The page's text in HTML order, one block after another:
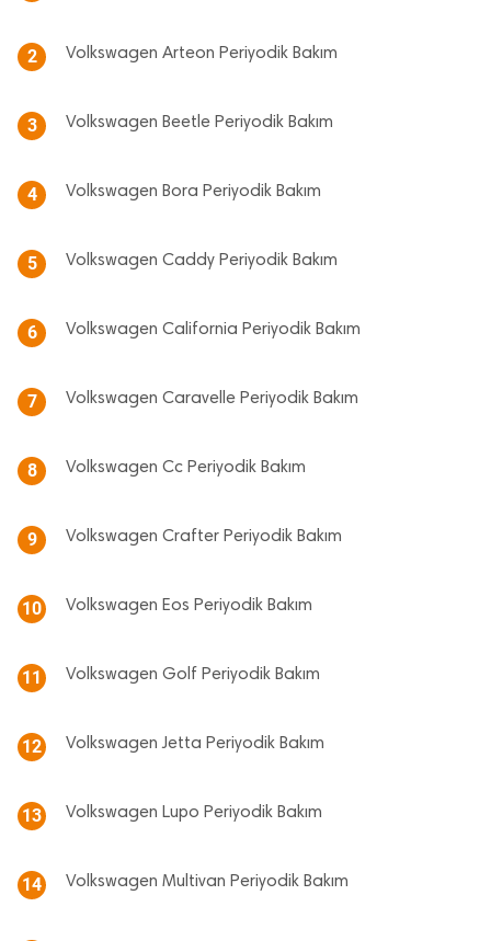
2 Volkswagen Arteon Periyodik Bakım
3 Volkswagen Beetle Periyodik Bakım
4 Volkswagen Bora Periyodik Bakım
5 Volkswagen Caddy Periyodik Bakım
6 Volkswagen California Periyodik Bakım
7 Volkswagen Caravelle Periyodik Bakım
8 Volkswagen Cc Periyodik Bakım
9 Volkswagen Crafter Periyodik Bakım
10 Volkswagen Eos Periyodik Bakım
11 Volkswagen Golf Periyodik Bakım
12 Volkswagen Jetta Periyodik Bakım
13 Volkswagen Lupo Periyodik Bakım
14 Volkswagen Multivan Periyodik Bakım